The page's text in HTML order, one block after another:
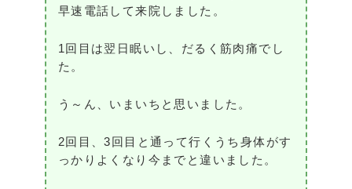
早速電話して来院しました。
1回目は翌日眠いし、だるく筋肉痛でし
た。
う～ん、いまいちと思いました。
2回目、3回目と通って行くうち身体がす
っかりよくなり今までと違いました。